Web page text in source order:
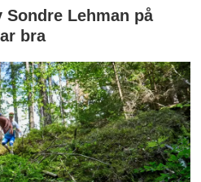
Lehman på
bra